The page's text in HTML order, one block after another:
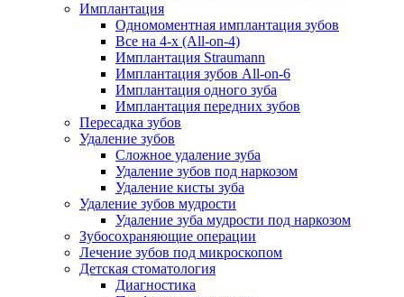
Имплантация
Одномоментная имплантация зубов
Все на 4-х (All-on-4)
Имплантация Straumann
Имплантация зубов All-on-6
Имплантация одного зуба
Имплантация передних зубов
Пересадка зубов
Удаление зубов
Сложное удаление зуба
Удаление зубов под наркозом
Удаление кисты зуба
Удаление зубов мудрости
Удаление зуба мудрости под наркозом
Зубосохраняющие операции
Лечение зубов под микроскопом
Детская стоматология
Диагностика